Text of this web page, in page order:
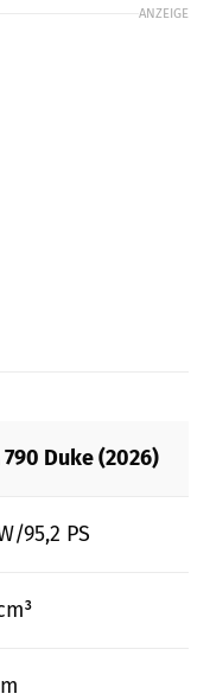
ANZEIGE
790 Duke (2026)
95,2 PS